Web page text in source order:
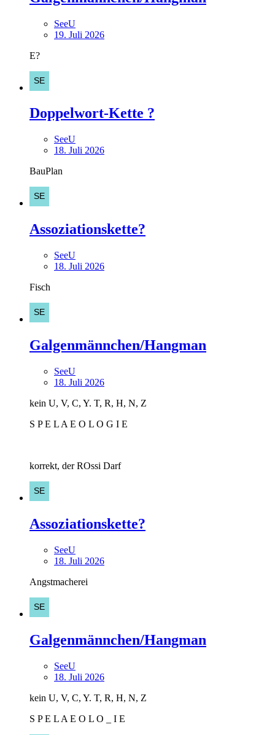
SeeU
19. Juli 2026
E?
Doppelwort-Kette ?
SeeU
18. Juli 2026
BauPlan
Assoziationskette?
SeeU
18. Juli 2026
Fisch
Galgenmännchen/Hangman
SeeU
18. Juli 2026
kein U, V, C, Y. T, R, H, N, Z
S P E L A E O L O G I E
korrekt, der ROssi Darf
Assoziationskette?
SeeU
18. Juli 2026
Angstmacherei
Galgenmännchen/Hangman
SeeU
18. Juli 2026
kein U, V, C, Y. T, R, H, N, Z
S P E L A E O L O _ I E